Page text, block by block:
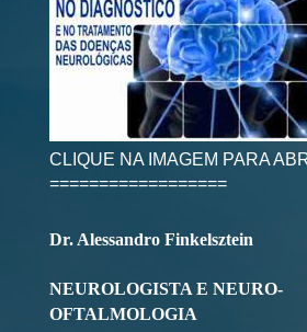
CLIQUE NA IMAGEM PARA
==================
Dr. Alessandro Finkelsztein
NEUROLOGISTA E NEURO-
OFTALMOLOGIA